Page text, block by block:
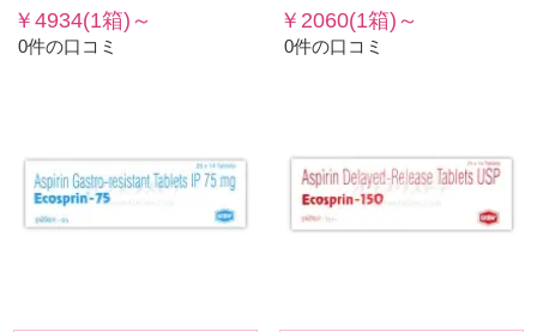
￥4934(1箱)～
0件の口コミ
￥2060(1箱)～
0件の口コミ